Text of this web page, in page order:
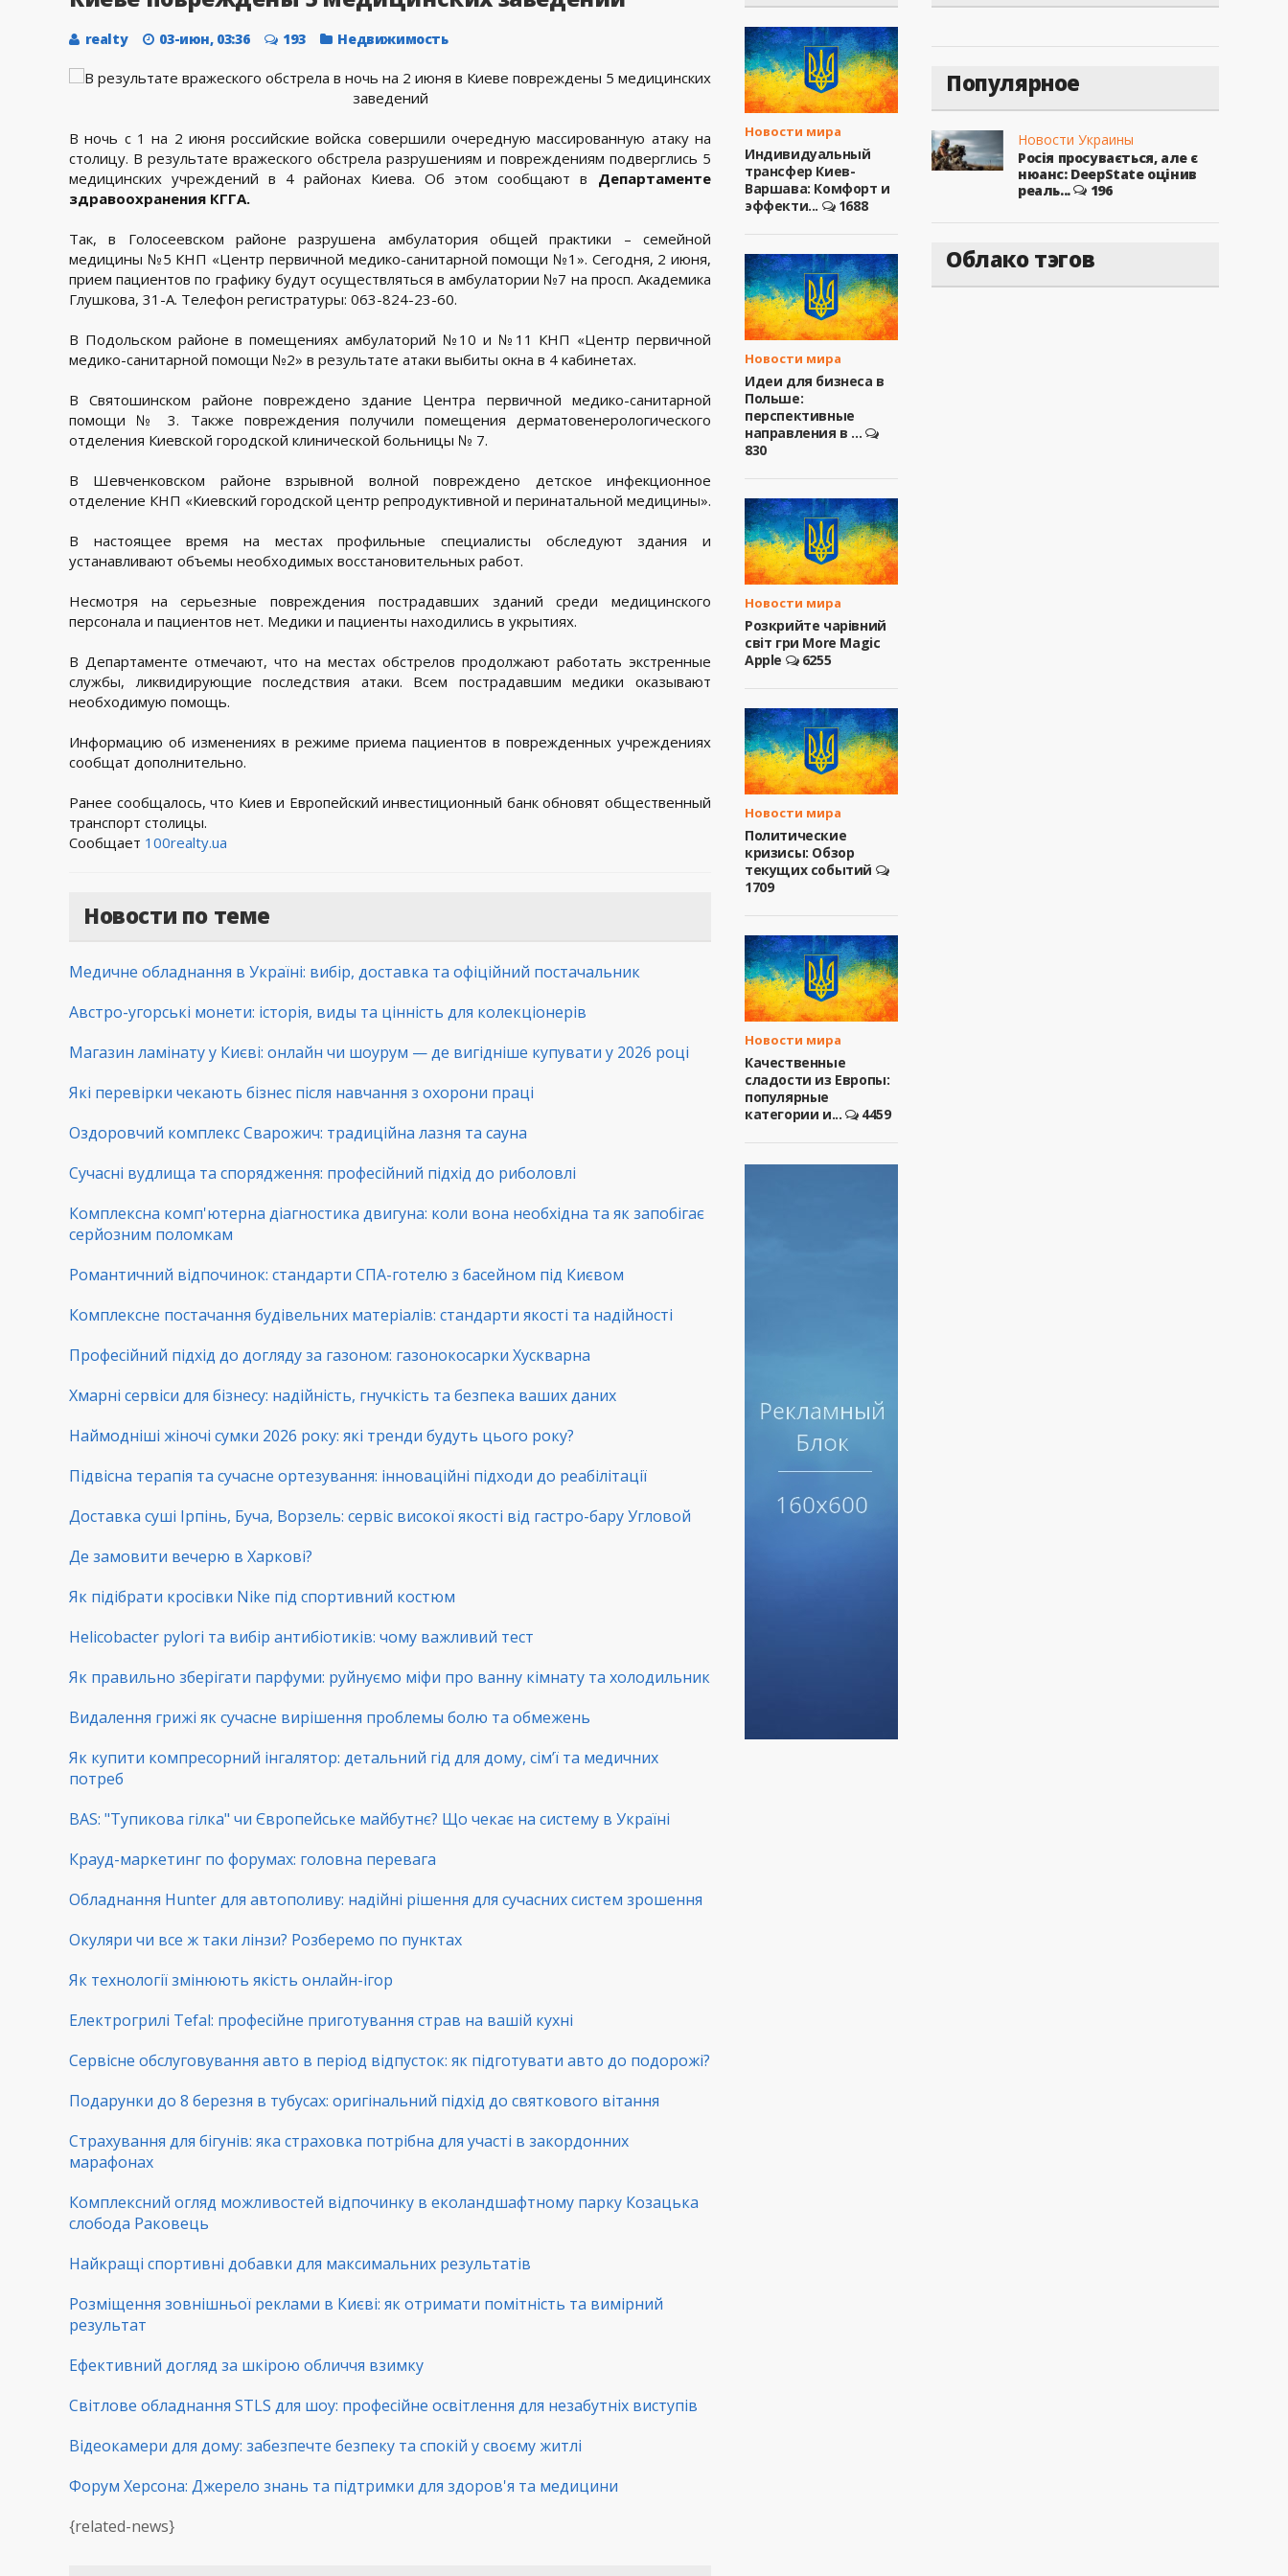
realty 03-июн, 03:36 193 Недвижимость
В ночь с 1 на 2 июня российские войска совершили очередную массированную атаку на
столицу. В результате вражеского обстрела разрушениям и повреждениям подверглись 5
медицинских учреждений в 4 районах Киева. Об этом сообщают в Департаменте
здравоохранения КГГА.
Так, в Голосеевском районе разрушена амбулатория общей практики – семейной
медицины №5 КНП «Центр первичной медико-санитарной помощи №1». Сегодня, 2 июня,
прием пациентов по графику будут осуществляться в амбулатории №7 на просп. Академика
Глушкова, 31-А. Телефон регистратуры: 063-824-23-60.
В Подольском районе в помещениях амбулаторий №10 и №11 КНП «Центр первичной
медико-санитарной помощи №2» в результате атаки выбиты окна в 4 кабинетах.
В Святошинском районе повреждено здание Центра первичной медико-санитарной
помощи № 3. Также повреждения получили помещения дерматовенерологического
отделения Киевской городской клинической больницы № 7.
В Шевченковском районе взрывной волной повреждено детское инфекционное
отделение КНП «Киевский городской центр репродуктивной и перинатальной медицины».
В настоящее время на местах профильные специалисты обследуют здания и
устанавливают объемы необходимых восстановительных работ.
Несмотря на серьезные повреждения пострадавших зданий среди медицинского
персонала и пациентов нет. Медики и пациенты находились в укрытиях.
В Департаменте отмечают, что на местах обстрелов продолжают работать экстренные
службы, ликвидирующие последствия атаки. Всем пострадавшим медики оказывают
необходимую помощь.
Информацию об изменениях в режиме приема пациентов в поврежденных учреждениях
сообщат дополнительно.
Ранее сообщалось, что Киев и Европейский инвестиционный банк обновят общественный
транспорт столицы.
Сообщает 100realty.ua
Новости по теме
Медичне обладнання в Україні: вибір, доставка та офіційний постачальник
Австро-угорські монети: історія, виды та цінність для колекціонерів
Магазин ламінату у Києві: онлайн чи шоурум — де вигідніше купувати у 2026 році
Які перевірки чекають бізнес після навчання з охорони праці
Оздоровчий комплекс Сварожич: традиційна лазня та сауна
Сучасні вудлища та спорядження: професійний підхід до риболовлі
Комплексна комп'ютерна діагностика двигуна: коли вона необхідна та як запобігає
серйозним поломкам
Романтичний відпочинок: стандарти СПА-готелю з басейном під Києвом
Комплексне постачання будівельних матеріалів: стандарти якості та надійності
Професійний підхід до догляду за газоном: газонокосарки Хускварна
Хмарні сервіси для бізнесу: надійність, гнучкість та безпека ваших даних
Наймодніші жіночі сумки 2026 року: які тренди будуть цього року?
Підвісна терапія та сучасне ортезування: інноваційні підходи до реабілітації
Доставка суші Ірпінь, Буча, Ворзель: сервіс високої якості від гастро-бару Угловой
Де замовити вечерю в Харкові?
Як підібрати кросівки Nike під спортивний костюм
Helicobacter pylori та вибір антибіотиків: чому важливий тест
Як правильно зберігати парфуми: руйнуємо міфи про ванну кімнату та холодильник
Видалення грижі як сучасне вирішення проблемы болю та обмежень
Як купити компресорний інгалятор: детальний гід для дому, сім’ї та медичних
потреб
BAS: "Тупикова гілка" чи Європейське майбутнє? Що чекає на систему в Україні
Крауд-маркетинг по форумах: головна перевага
Обладнання Hunter для автополиву: надійні рішення для сучасних систем зрошення
Окуляри чи все ж таки лінзи? Розберемо по пунктах
Як технології змінюють якість онлайн-ігор
Електрогрилі Tefal: професійне приготування страв на вашій кухні
Сервісне обслуговування авто в період відпусток: як підготувати авто до подорожі?
Подарунки до 8 березня в тубусах: оригінальний підхід до святкового вітання
Страхування для бігунів: яка страховка потрібна для участі в закордонних
марафонах
Комплексний огляд можливостей відпочинку в еколандшафтному парку Козацька
слобода Раковець
Найкращі спортивні добавки для максимальних результатів
Розміщення зовнішньої реклами в Києві: як отримати помітність та вимірний
результат
Ефективний догляд за шкірою обличчя взимку
Світлове обладнання STLS для шоу: професійне освітлення для незабутніх виступів
Відеокамери для дому: забезпечте безпеку та спокій у своєму житлі
Форум Херсона: Джерело знань та підтримки для здоров'я та медицини
{related-news}
Новости мира
Индивидуальный
трансфер Киев-
Варшава: Комфорт и
эффекти...
1688
Новости мира
Идеи для бизнеса в
Польше:
перспективные
направления в ...
830
Новости мира
Розкрийте чарівний
світ гри More Magic
Apple
6255
Новости мира
Политические
кризисы: Обзор
текущих событий
1709
Новости мира
Качественные
сладости из Европы:
популярные
категории и...
4459
Популярное
Новости Украины
Росія просувається, але є
нюанс: DeepState оцінив
реаль...
196
Облако тэгов